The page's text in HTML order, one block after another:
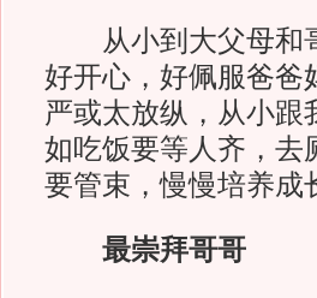
从小到大父母和哥
好开心，好佩服爸爸
严或太放纵，从小跟
如吃饭要等人齐，去
要管束，慢慢培养成
最崇拜哥哥